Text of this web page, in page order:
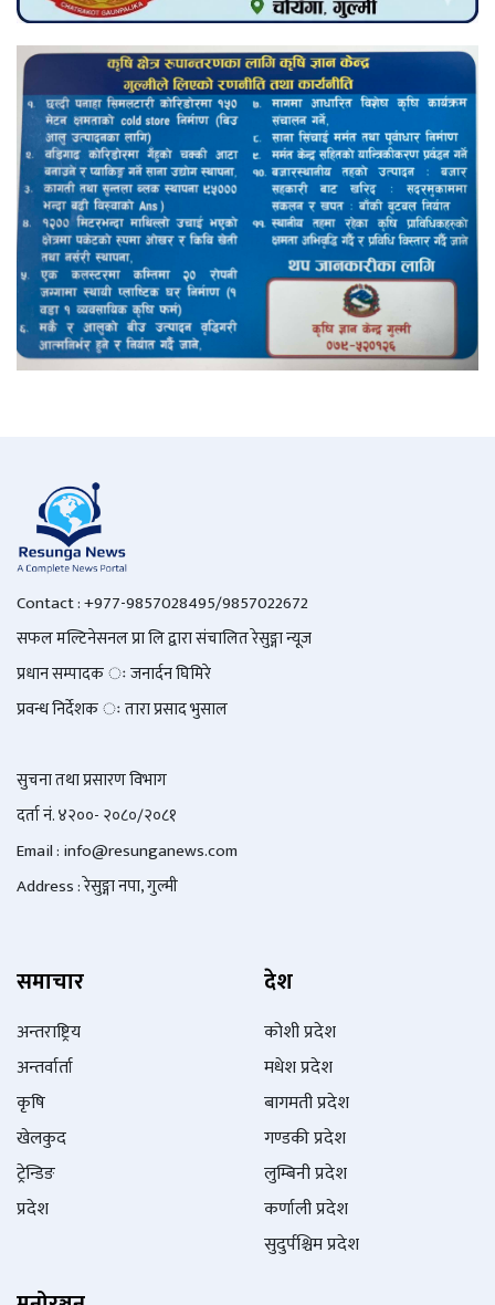
Contact : +977-9857028495/9857022672
सफल मल्टिनेसनल प्रा लि द्वारा संचालित रेसुङ्गा न्यूज
प्रधान सम्पादक ः जनार्दन घिमिरे
प्रवन्ध निर्देशक ः तारा प्रसाद भुसाल
सुचना तथा प्रसारण विभाग
दर्ता नं. ४२००- २०८०/२०८१
Email : info@resunganews.com
Address : रेसुङ्गा नपा, गुल्मी
समाचार
अन्तराष्ट्रिय
अन्तर्वार्ता
कृषि
खेलकुद
ट्रेन्डिङ
प्रदेश
देश
कोशी प्रदेश
मधेश प्रदेश
बागमती प्रदेश
गण्डकी प्रदेश
लुम्बिनी प्रदेश
कर्णाली प्रदेश
सुदुर्पश्चिम प्रदेश